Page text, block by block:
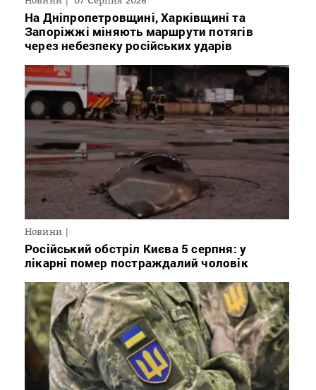
На Дніпропетровщині, Харківщині та
Запоріжжі міняють маршрути потягів
через небезпеку російських ударів
Новини
Російський обстріл Києва 5 серпня: у
лікарні помер постраждалий чоловік